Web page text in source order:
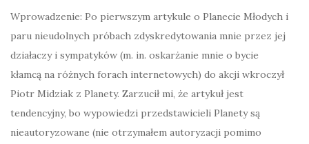
Wprowadzenie: Po pierwszym artykule o Planecie Młodych i
paru nieudolnych próbach zdyskredytowania mnie przez jej
działaczy i sympatyków (m. in. oskarżanie mnie o bycie
kłamcą na różnych forach internetowych) do akcji wkroczył
Piotr Midziak z Planety. Zarzucił mi, że artykuł jest
tendencyjny, bo wypowiedzi przedstawicieli Planety są
nieautoryzowane (nie otrzymałem autoryzacji pomimo